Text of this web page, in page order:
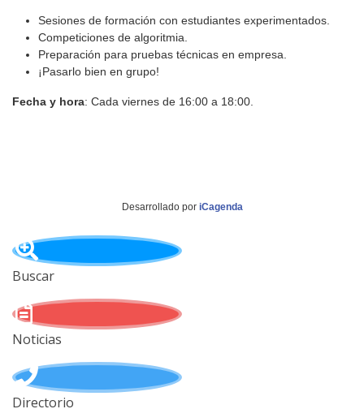
Sesiones de formación con estudiantes experimentados.
Competiciones de algoritmia.
Preparación para pruebas técnicas en empresa.
¡Pasarlo bien en grupo!
Fecha y hora: Cada viernes de 16:00 a 18:00.
Desarrollado por iCagenda
Buscar
Noticias
Directorio